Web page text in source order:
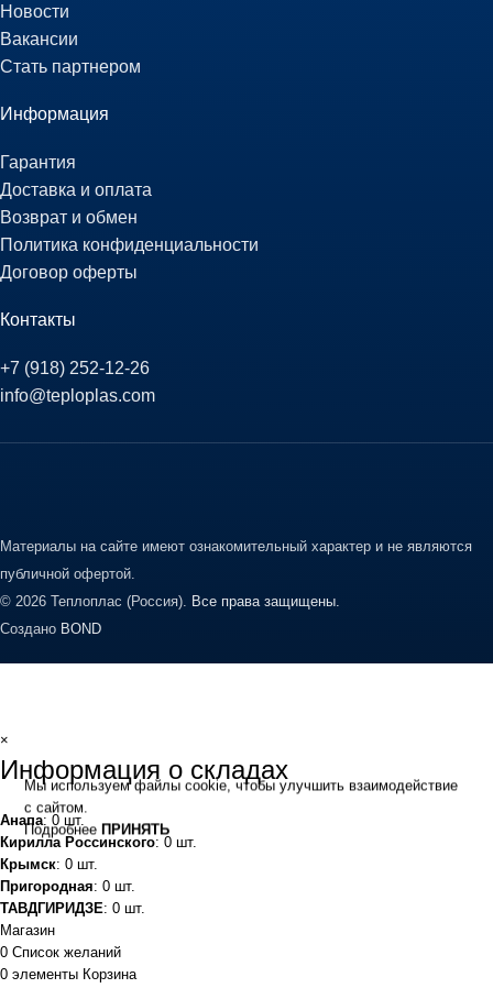
Новости
Вакансии
Стать партнером
Информация
Гарантия
Доставка и оплата
Возврат и обмен
Политика конфиденциальности
Договор оферты
Контакты
+7 (918) 252-12-26
info@teploplas.com
Материалы на сайте имеют ознакомительный характер и не являются
публичной офертой.
© 2026 Теплоплас (Россия). Все права защищены.
Создано BOND
Мы используем файлы cookie, чтобы улучшить взаимодействие
с сайтом.
Подробнее ПРИНЯТЬ
×
Информация о складах
Анапа: 0 шт.
Кирилла Россинского: 0 шт.
Крымск: 0 шт.
Пригородная: 0 шт.
ТАВДГИРИДЗЕ: 0 шт.
Магазин
0 Список желаний
0 элементы Корзина